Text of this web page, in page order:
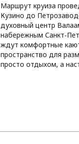
Маршрут круиза
Кузино до
духовный центр
набережным
ждут комфортные
пространство для
просто отдыхом, а